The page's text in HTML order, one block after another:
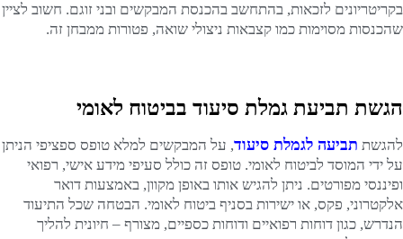
בקריטריונים לזכאות, בהתחשב בהכנסת המבקשים ובני זוגם. חשוב לציין
שהכנסות מסוימות כמו קצבאות ניצולי שואה, פטורות ממבחן זה.
הגשת תביעת גמלת סיעוד בביטוח לאומי
להגשת תביעה לגמלת סיעוד, על המבקשים למלא טופס ספציפי הניתן
על ידי המוסד לביטוח לאומי. טופס זה כולל סעיפי מידע אישי, רפואי
ופיננסי מפורטים. ניתן להגיש אותו באופן מקוון, באמצעות דואר
אלקטרוני, פקס, או ישירות בסניף ביטוח לאומי. הבטחה שכל התיעוד
הנדרש, כגון דוחות רפואיים ודוחות כספיים, מצורף – חיונית להליך